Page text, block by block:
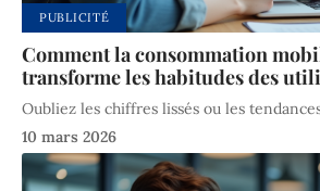
PUBLICITÉ
Comment la consommation
transforme les habitudes des
Oubliez les chiffres lissés ou les
10 mars 2026